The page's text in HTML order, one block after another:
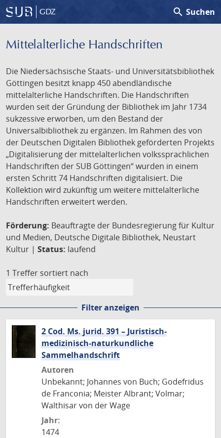
GDZ search Suchen
Mittelalterliche Handschriften
Die Niedersächsische Staats- und Universitätsbibliothek
Göttingen besitzt knapp 450 abendländische
mittelalterliche Handschriften. Die Handschriften
wurden seit der Gründung der Bibliothek im Jahr 1734
sukzessive erworben, um den Bestand der
Universalbibliothek zu ergänzen. Im Rahmen des von
der Deutschen Digitalen Bibliothek geförderten Projekts
„Digitalisierung der mittelalterlichen volkssprachlichen
Handschriften der SUB Göttingen“ wurden in einem
ersten Schritt 74 Handschriften digitalisiert. Die
Kollektion wird zukünftig um weitere mittelalterliche
Handschriften erweitert werden.
Förderung: Beauftragte der Bundesregierung für Kultur
und Medien, Deutsche Digitale Bibliothek, Neustart
Kultur | Status: laufend
1 Treffer sortiert nach
Filter anzeigen
2 Cod. Ms. jurid. 391 – Juristisch-
medizinisch-naturkundliche
Sammelhandschrift
Autoren
Unbekannt; Johannes von Buch; Godefridus
de Franconia; Meister Albrant; Volmar;
Walthisar von der Wage
Jahr:
1474